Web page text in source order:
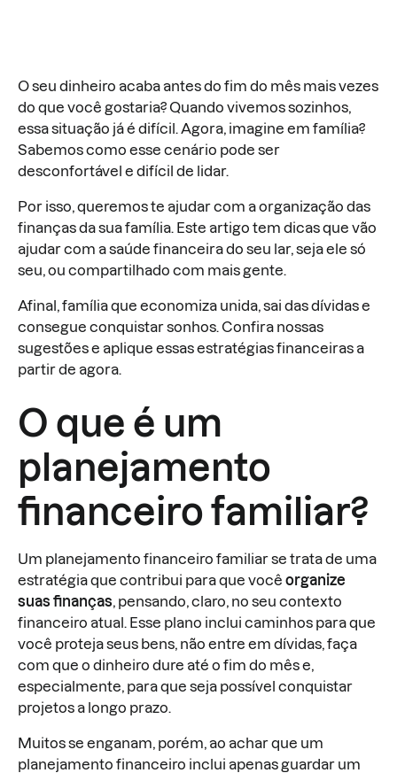
O seu dinheiro acaba antes do fim do mês mais vezes
do que você gostaria? Quando vivemos sozinhos,
essa situação já é difícil. Agora, imagine em família?
Sabemos como esse cenário pode ser
desconfortável e difícil de lidar.
Por isso, queremos te ajudar com a organização das
finanças da sua família. Este artigo tem dicas que vão
ajudar com a saúde financeira do seu lar, seja ele só
seu, ou compartilhado com mais gente.
Afinal, família que economiza unida, sai das dívidas e
consegue conquistar sonhos. Confira nossas
sugestões e aplique essas estratégias financeiras a
partir de agora.
O que é um
planejamento
financeiro familiar?
Um planejamento financeiro familiar se trata de uma
estratégia que contribui para que você organize
suas finanças, pensando, claro, no seu contexto
financeiro atual. Esse plano inclui caminhos para que
você proteja seus bens, não entre em dívidas, faça
com que o dinheiro dure até o fim do mês e,
especialmente, para que seja possível conquistar
projetos a longo prazo.
Muitos se enganam, porém, ao achar que um
planejamento financeiro inclui apenas guardar um